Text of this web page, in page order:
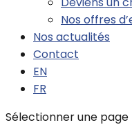
Nos offres
Nos actualités
Contact
EN
FR
Sélectionner une page